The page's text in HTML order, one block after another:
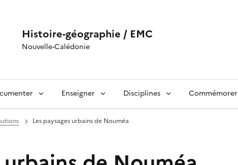
Histoire-géographie / EMC
Nouvelle-Calédonie
Enseigner Disciplines Commémorer
Les paysages urbains de Nouméa